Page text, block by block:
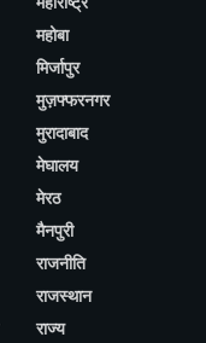
महोबा
मिर्जापुर
मुज़फ्फरनगर
मुरादाबाद
मेघालय
मेरठ
मैनपुरी
राजनीति
राजस्थान
राज्य